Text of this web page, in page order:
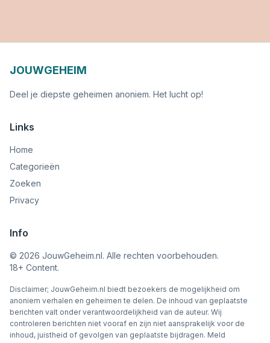
JOUWGEHEIM
Deel je diepste geheimen anoniem. Het lucht op!
Links
Home
Categorieën
Zoeken
Privacy
Info
© 2026 JouwGeheim.nl. Alle rechten voorbehouden.
18+ Content.
Disclaimer; JouwGeheim.nl biedt bezoekers de mogelijkheid om
anoniem verhalen en geheimen te delen. De inhoud van geplaatste
berichten valt onder verantwoordelijkheid van de auteur. Wij
controleren berichten niet vooraf en zijn niet aansprakelijk voor de
inhoud, juistheid of gevolgen van geplaatste bijdragen. Meld